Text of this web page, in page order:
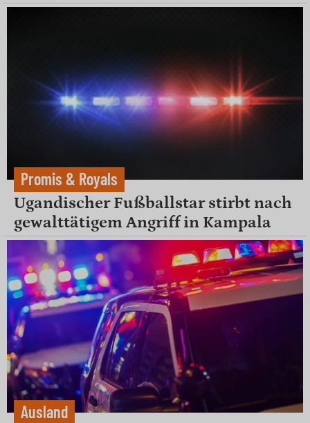
Promis & Royals
Ugandischer Fußballstar stirbt nach
gewalttätigem Angriff in Kampala
Ausland